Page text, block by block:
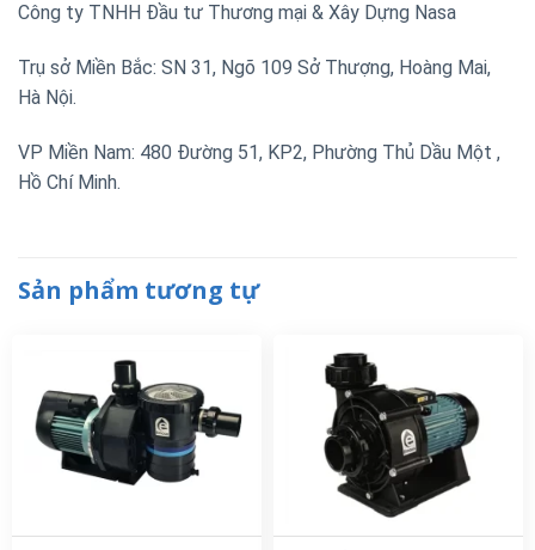
Công ty TNHH Đầu tư Thương mại & Xây Dựng Nasa
Trụ sở Miền Bắc: SN 31, Ngõ 109 Sở Thượng, Hoàng Mai,
Hà Nội.
VP Miền Nam: 480 Đường 51, KP2, Phường Thủ Dầu Một ,
Hồ Chí Minh.
Sản phẩm tương tự